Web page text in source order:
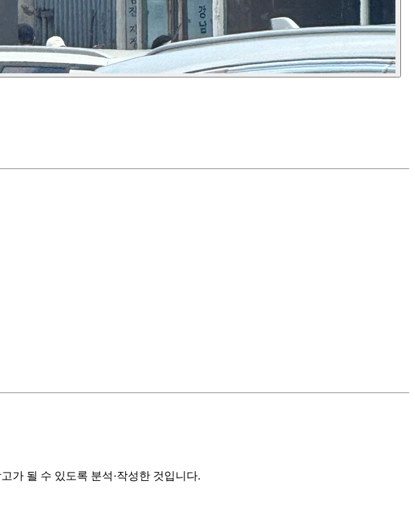
가 될 수 있도록 분석·작성한 것입니다.